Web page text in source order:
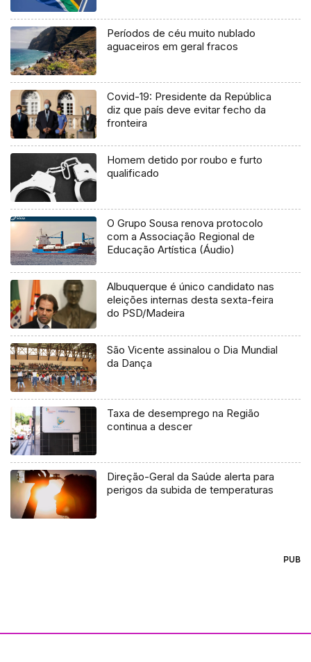
Períodos de céu muito nublado
aguaceiros em geral fracos
Covid-19: Presidente da República
diz que país deve evitar fecho da
fronteira
Homem detido por roubo e furto
qualificado
O Grupo Sousa renova protocolo
com a Associação Regional de
Educação Artística (Áudio)
Albuquerque é único candidato nas
eleições internas desta sexta-feira
do PSD/Madeira
São Vicente assinalou o Dia Mundial
da Dança
Taxa de desemprego na Região
continua a descer
Direção-Geral da Saúde alerta para
perigos da subida de temperaturas
PUB